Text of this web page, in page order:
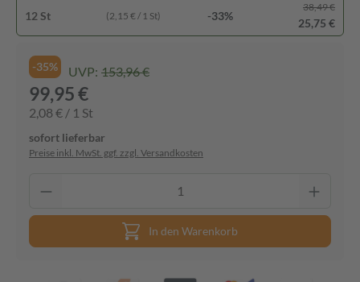
12 St (2,15 € / 1 St) -33%
38,49 €
25,75 €
-35% UVP: 153,96 €
99,95 €
2,08 € / 1 St
sofort lieferbar
Preise inkl. MwSt. ggf. zzgl. Versandkosten
In den Warenkorb